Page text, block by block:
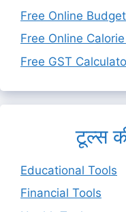
Free Online
Free Online
Free GST
टूल्स
Educational Tools
Financial Tools